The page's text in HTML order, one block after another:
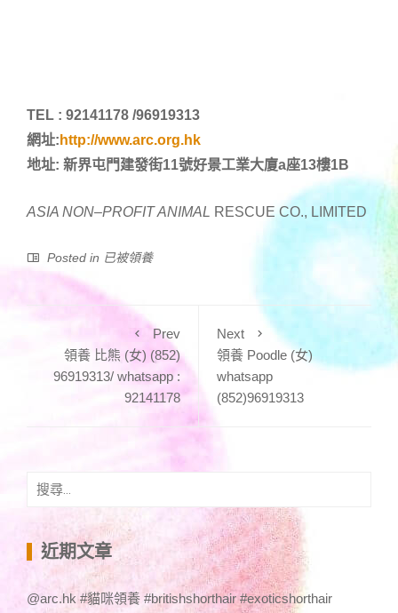
TEL : 92141178 /96919313
網址: http://www.arc.org.hk
地址: 新界屯門建發街11號好景工業大廈a座13樓1B
ASIA NON–PROFIT ANIMAL RESCUE CO., LIMITED
Posted in 已被領養
Prev
領養 比熊 (女) (852)
96919313/ whatsapp :
92141178
Next
領養 Poodle (女)
whatsapp
(852)96919313
搜
鍵 近期文章
@arc.hk #貓咪領養 #britishshorthair #exoticshorthair